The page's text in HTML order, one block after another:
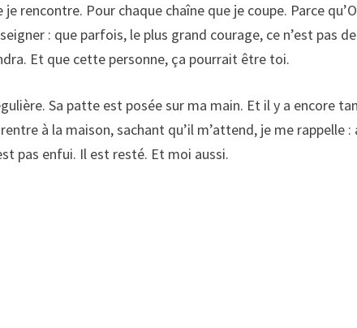
rencontre. Pour chaque chaîne que je coupe. Parce
: que parfois, le plus grand courage, ce n’est pas de
Et que cette personne, ça pourrait être toi.
Sa patte est posée sur ma main. Et il y a encore
à la maison, sachant qu’il m’attend, je me rappelle :
pas enfui. Il est resté. Et moi aussi.